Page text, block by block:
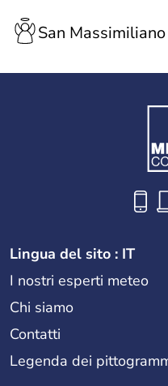
San
Lingua del sito : IT
I nostri esperti meteo
Chi siamo
Contatti
Legenda dei